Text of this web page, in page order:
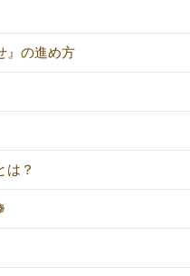
』の進め方
は？